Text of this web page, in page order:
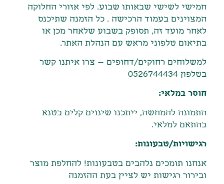
חמישי לשישי שבאותו שבוע. לפי אזורי החלוקה
המצוינים בעמוד הרכישה . כל הזמנה שתיכנס
לאחר מועד זה, תסופק בשבוע שלאחר מכן או
בתיאום טלפוני מראש עם הנהלת האתר.
למשלוחים רחוקים/דחופים – צרו איתנו קשר
בטלפון 0526744434
חוסר במלאי:
התמונה להמחשה, ייתכנו שינוים קלים בטנא
בהתאם למלאי.
רגישויות/טבעונות:
אנחנו תומכים נלהבים בטבעונות! להחלפת מוצר
ובירור רגישות יש לציין בעת ההזמנה